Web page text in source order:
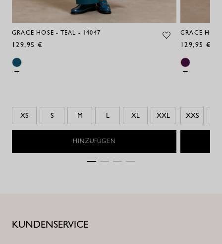
GRACE HOSE - TEAL - 14047
129,95 €
XS S M L XL XXL
HINZUFÜGEN
GRACE
129,95 €
XXS
KUNDENSERVICE